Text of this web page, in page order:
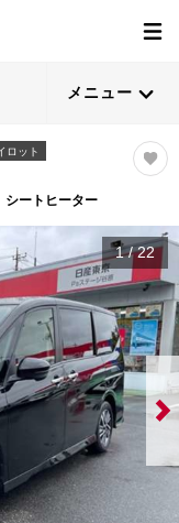
メニュー
ロット
ートヒーター
1/22